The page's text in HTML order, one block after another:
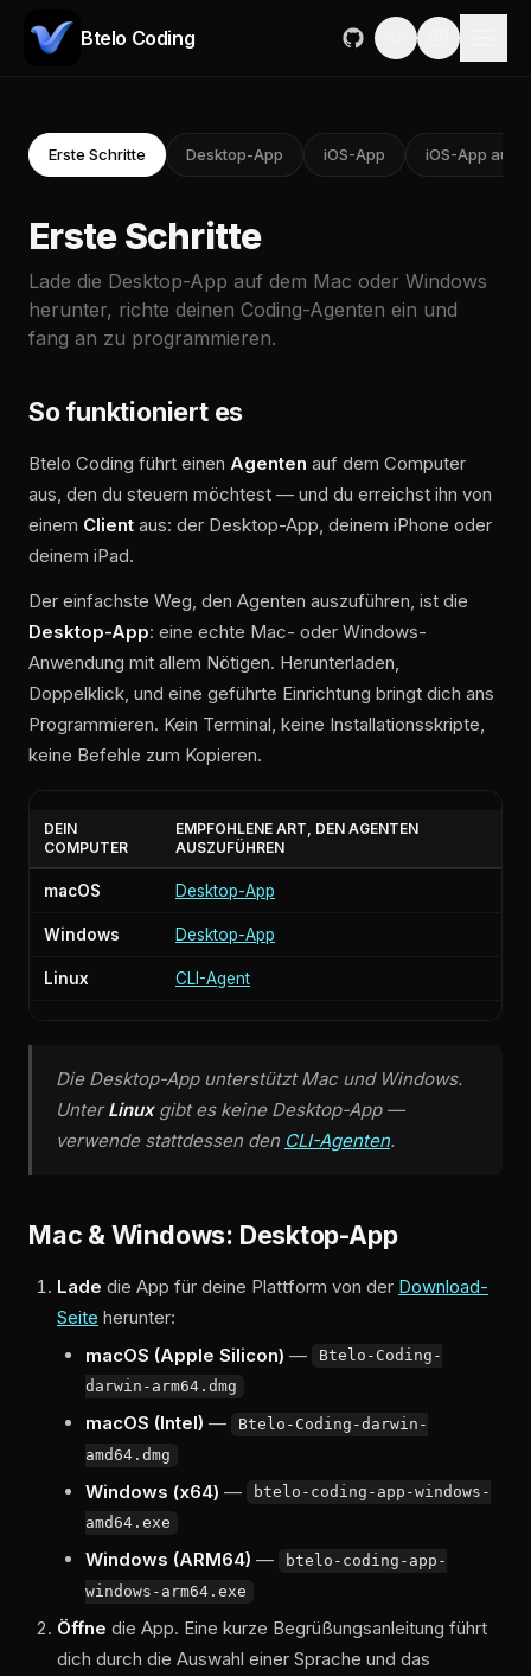
Btelo Coding
Erste Schritte Desktop-App iOS-App iOS-App auf
Erste Schritte
Lade die Desktop-App auf dem Mac oder Windows
herunter, richte deinen Coding-Agenten ein und
fang an zu programmieren.
So funktioniert es
Btelo Coding führt einen Agenten auf dem Computer
aus, den du steuern möchtest — und du erreichst ihn von
einem Client aus: der Desktop-App, deinem iPhone oder
deinem iPad.
Der einfachste Weg, den Agenten auszuführen, ist die
Desktop-App: eine echte Mac- oder Windows-
Anwendung mit allem Nötigen. Herunterladen,
Doppelklick, und eine geführte Einrichtung bringt dich ans
Programmieren. Kein Terminal, keine Installationsskripte,
keine Befehle zum Kopieren.
DEIN
COMPUTER
EMPFOHLENE ART, DEN AGENTEN
AUSZUFÜHREN
macOS Desktop-App
Windows Desktop-App
Linux CLI-Agent
Die Desktop-App unterstützt Mac und Windows.
UnterLinuxgibt es keine Desktop-App —
verwende stattdessen den CLI-Agenten.
Mac & Windows: Desktop-App
Lade die App für deine Plattform von der Download-
Seite herunter:
macOS (Apple Silicon) —
Btelo-Coding-
darwin-arm64.dmg
macOS (Intel) —
Btelo-Coding-darwin-
amd64.dmg
Windows (x64) —
btelo-coding-app-windows-
amd64.exe
Windows (ARM64) —
btelo-coding-app-
windows-arm64.exe
Öffne die App. Eine kurze Begrüßungsanleitung führt
dich durch die Auswahl einer Sprache und das